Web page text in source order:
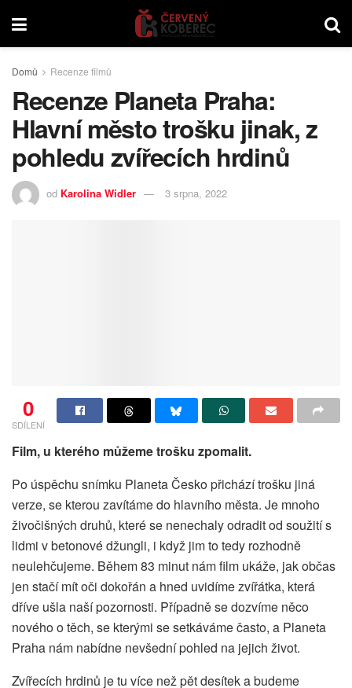
Domů Recenze filmů
Recenze Planeta Praha:
Hlavní město trošku jinak, z
pohledu zvířecích hrdinů
od Karolina Widler 3 srpna, 2022
0
SDÍLENÍ
Film, u kterého můžeme trošku zpomalit.
Po úspěchu snímku Planeta Česko přichází trošku jiná
verze, se kterou zavítáme do hlavního města. Je mnoho
živočišných druhů, které se nenechaly odradit od soužití s
lidmi v betonové džungli, i když jim to tedy rozhodně
neulehčujeme. Během 83 minut nám film ukáže, jak občas
jen stačí mít oči dokořán a hned uvidíme zvířátka, která
dříve ušla naší pozornosti. Případně se dozvíme něco
nového o těch, se kterými se setkáváme často, a Planeta
Praha nám nabídne nevšední pohled na jejich život.
Zvířecích hrdinů je tu více než pět desítek a budeme